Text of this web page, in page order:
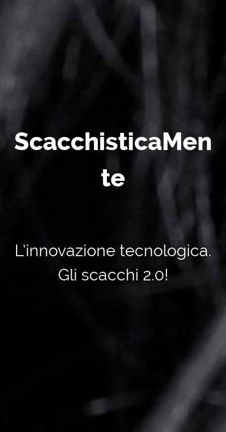
ScacchisticaMen
te
L’innovazione tecnologica.
Gli scacchi 2.0!